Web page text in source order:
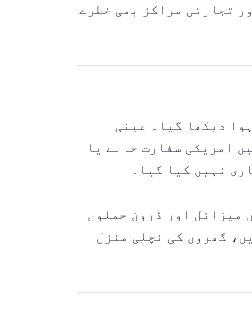
تجارتی مراکز بھی خطرے
دیکھا گیا۔ عینی
امریکی سفارت خانے یا
نہیں کیا گیا۔
میزائل اور ڈرون حملوں
گھروں کی نچلی منزل